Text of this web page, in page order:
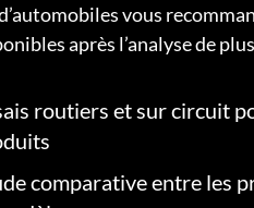
vous
après l’analyse de
routiers et sur circuit
comparative entre les